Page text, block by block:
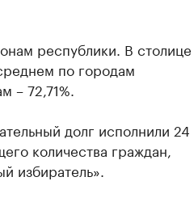
республики. В столице
по городам
– 72,71%.
долг исполнили 24
количества граждан,
избиратель».